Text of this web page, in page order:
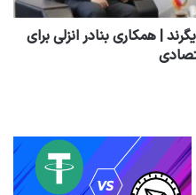
| همکاری بنادر انزلی برای